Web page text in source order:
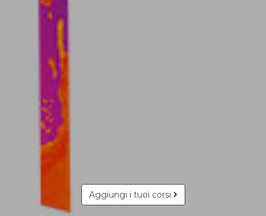
Aggiungi i tuoi corsi